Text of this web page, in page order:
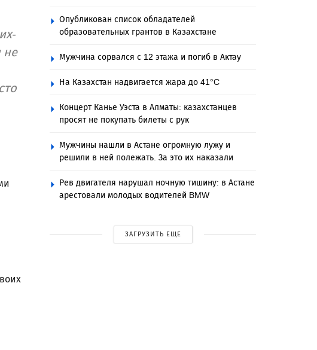
не
Опубликован список обладателей
образовательных грантов в Казахстане
Мужчина сорвался с 12 этажа и погиб в Актау
На Казахстан надвигается жара до 41°C
Концерт Канье Уэста в Алматы: казахстанцев
просят не покупать билеты с рук
Мужчины нашли в Астане огромную лужу и
решили в ней полежать. За это их наказали
Рев двигателя нарушал ночную тишину: в Астане
арестовали молодых водителей BMW
ЗАГРУЗИТЬ ЕЩЕ